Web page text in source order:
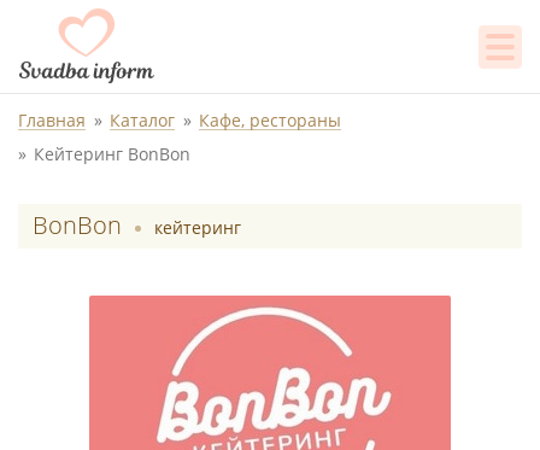
Главная Каталог
Кафе, рестораны
Кейтеринг BonBon
BonBon кейтеринг